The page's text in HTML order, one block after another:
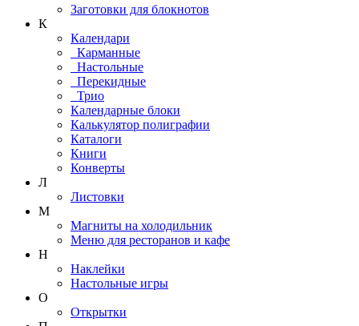
Заготовки для блокнотов
К
Календари
Карманные
Настольные
Перекидные
Трио
Календарные блоки
Калькулятор полиграфии
Каталоги
Книги
Конверты
Л
Листовки
М
Магниты на холодильник
Меню для ресторанов и кафе
Н
Наклейки
Настольные игры
О
Открытки